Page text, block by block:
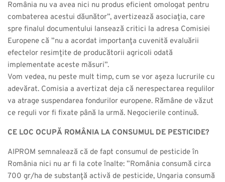
România nu va avea nici nu produs eficient omologat pentru
combaterea acestui dăunător”, avertizează asociaţia, care
spre finalul documentului lansează critici la adresa Comisiei
Europene că ”nu a acordat importanţa cuvenită evaluării
efectelor resimţite de producătorii agricoli odată
implementate aceste măsuri”.
Vom vedea, nu peste mult timp, cum se vor aşeza lucrurile cu
adevărat. Comisia a avertizat deja că nerespectarea regulilor
va atrage suspendarea fondurilor europene. Rămâne de văzut
ce reguli vor fi fixate până la urmă. Negocierile continuă.
CE LOC OCUPĂ ROMÂNIA LA CONSUMUL DE PESTICIDE?
AIPROM semnalează că de fapt consumul de pesticide în
România nici nu ar fi la cote înalte: ”România consumă circa
700 gr/ha de substanţă activă de pesticide, Ungaria consumă